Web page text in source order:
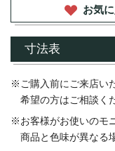
お気
寸法表
ご購入前にご来店い
希望の方はご相談く
お客様がお使いのモ
商品と色味が異なる